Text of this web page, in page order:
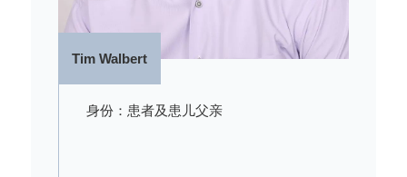
Tim Walbert
身份：患者及患儿父亲